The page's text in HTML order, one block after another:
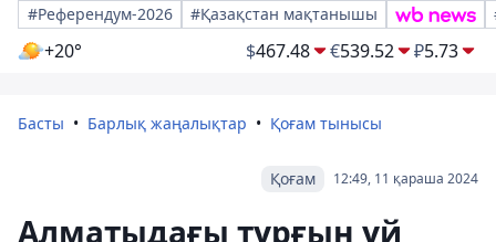
#Референдум-2026
#Қазақстан мақтанышы
+20° $467.48 €539.52 ₽5.73
Басты Барлық жаңалықтар Қоғам тынысы
12:49, 11 қараша 2024
Қоғам
Алматыдағы тұрғын үй